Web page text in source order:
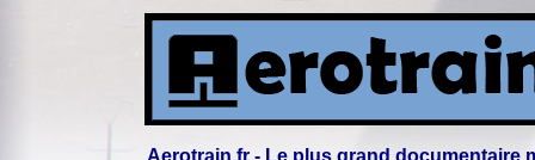
Aerotrain.fr - Le plus grand documentaire